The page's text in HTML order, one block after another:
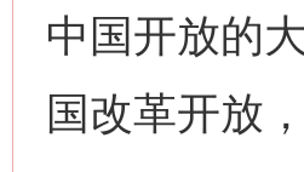
中国开放的
国改革开放